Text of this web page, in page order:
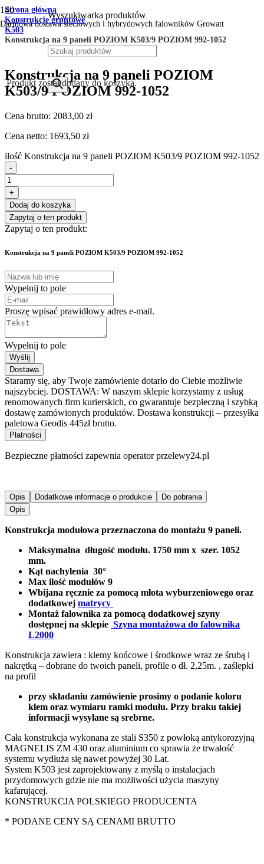
Darmowa dostawa sieciowych i hybrydowych falowników Growatt
Wyszukiwarka produktów
Produktzostał dodany do koszyka.
Strona główna
Konstrukcje gruntowe
K503
Konstrukcja na 9 paneli POZIOM K503/9 POZIOM 992-1052
Konstrukcja na 9 paneli POZIOM
K503/9 POZIOM 992-1052
Cena brutto: 2083,00 zł
Cena netto: 1693,50 zł
ilość Konstrukcja na 9 paneli POZIOM K503/9 POZIOM 992-1052
-
+
Dodaj do koszyka
Zapytaj o ten produkt
Zapytaj o ten produkt:
Konstrukcja na 9 paneli POZIOM K503/9 POZIOM 992-1052
Wypełnij to pole
Proszę wpisać prawidłowy adres e-mail.
Wypełnij to pole
Wyślij
Dostawa
Staramy się, aby Twoje zamówienie dotarło do Ciebie możliwie
najszybciej. DOSTAWA: W naszym sklepie korzystamy z usług
renomowanych firm kurierskich, co gwarantuje bezpieczną i szybką
dostawę zamówionych produktów. Dostawa konstrukcji – przesyłka
paletowa Geodis 445zł brutto.
Płatności
Bezpieczne płatności zapewnia operator przelewy24.pl
Opis Dodatkowe informacje o produkcie
Do pobrania
Opis
Konstrukcja modułowa przeznaczona do montażu 9 paneli.
Maksymalna długość modułu. 1750 mm x szer. 1052
mm.
Kąt nachylenia 30°
Max ilość modułów 9
Wbijana ręcznie za pomocą młota wyburzeniowego oraz
dodatkowej matrycy
Montaż falownika za pomocą dodatkowej szyny
dostępnej na sklepie Szyna montażowa do falownika
L2000
Konstrukcja zawiera : klemy końcowe i środkowe wraz ze śrubą i
nakrętką – dobrane do twoich paneli, profile o dł. 2,25m. , zaślepki
na profil
przy składaniu zamówienie prosimy o podanie koloru
klem oraz wymiaru ramki modułu. Przy braku takiej
informacji wysyłane są srebrne.
Cała konstrukcja wykonana ze stali S350 z powłoką antykorozyjną
MAGNELIS ZM 430 oraz aluminium co sprawia że trwałość
systemu wydłuża się nawet powyżej 30 Lat.
System K503 jest zaprojektowany z myślą o instalacjach
przydomowych gdzie nie ma możliwości użycia maszyny
kafarującej.
KONSTRUKCJA POLSKIEGO PRODUCENTA
* PODANE CENY SĄ CENAMI BRUTTO